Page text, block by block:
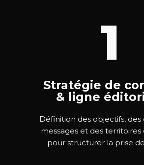
1
Stratégie de
& ligne
Définition des objectifs, des
messages et des territoires
pour structurer la prise